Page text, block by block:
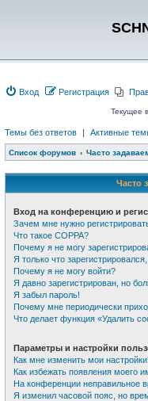
Вход Регистрация
Текущее
Темы без ответов | Активные
Список форумов Часто
Часто
Вход на конференцию и
Зачем мне нужно
Что такое COPPA?
Почему я не могу
Я только что
Почему я не могу войти?
Я давно зарегистрирован, но
Я забыл пароль!
Почему мне периодически
Что делает функция «Удалить
Параметры и настройки
Как мне изменить мои
Как избежать появления моего
На конференции неправильное
Я изменил часовой пояс, но